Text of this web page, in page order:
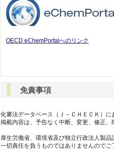
OECD eChemPortalへのリンク
免責事項
化審法データベース（Ｊ－ＣＨＥＣＫ）
掲載内容は、予告なく中断、変更、修正
厚生労働省、環境省及び独立行政法人製
一切責任を負うものではありませんのでご